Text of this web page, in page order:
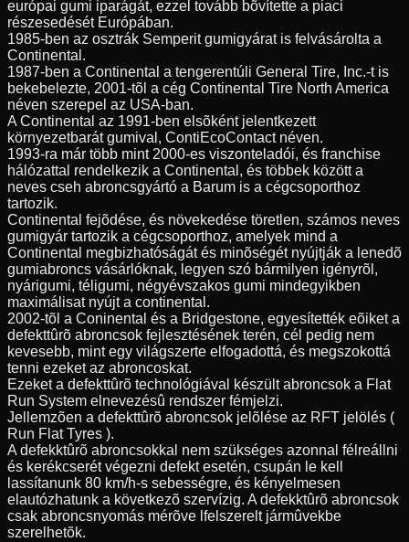
európai gumi iparágát, ezzel tovább bõvítette a piaci
részesedését Európában.
1985-ben az osztrák Semperit gumigyárat is felvásárolta a
Continental.
1987-ben a Continental a tengerentúli General Tire, Inc.-t is
bekebelezte, 2001-tõl a cég Continental Tire North America
néven szerepel az USA-ban.
A Continental az 1991-ben elsõként jelentkezett
környezetbarát gumival, ContiEcoContact néven.
1993-ra már több mint 2000-es viszonteladói, és franchise
hálózattal rendelkezik a Continental, és többek között a
neves cseh abroncsgyártó a Barum is a cégcsoporthoz
tartozik.
Continental fejõdése, és növekedése töretlen, számos neves
gumigyár tartozik a cégcsoporthoz, amelyek mind a
Continental megbizhatóságát és minõségét nyújtják a lenedõ
gumiabroncs vásárlóknak, legyen szó bármilyen igényrõl,
nyárigumi, téligumi, négyévszakos gumi mindegyikben
maximálisat nyújt a continental.
2002-tõl a Coninental és a Bridgestone, egyesítették eõiket a
defekttûrõ abroncsok fejlesztésének terén, cél pedig nem
kevesebb, mint egy világszerte elfogadottá, és megszokottá
tenni ezeket az abroncoskat.
Ezeket a defekttûrõ technológiával készült abroncsok a Flat
Run System elnevezésû rendszer fémjelzi.
Jellemzõen a defekttûrõ abroncsok jelõlése az RFT jelölés (
Run Flat Tyres ).
A defekktûrõ abroncsokkal nem szükséges azonnal félreállni
és kerékcserét végezni defekt esetén, csupán le kell
lassítanunk 80 km/h-s sebességre, és kényelmesen
elautózhatunk a következõ szervízig. A defekktûrõ abroncsok
csak abroncsnyomás mérõve lfelszerelt jármûvekbe
szerelhetõk.